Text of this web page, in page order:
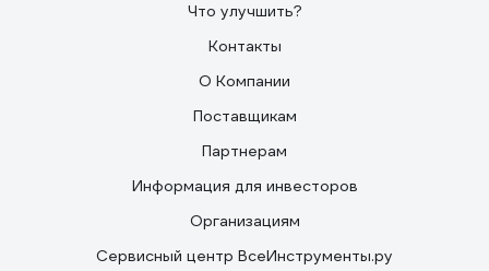
Что улучшить?
Контакты
О Компании
Поставщикам
Партнерам
Информация для инвесторов
Организациям
Сервисный центр ВсеИнструменты.ру